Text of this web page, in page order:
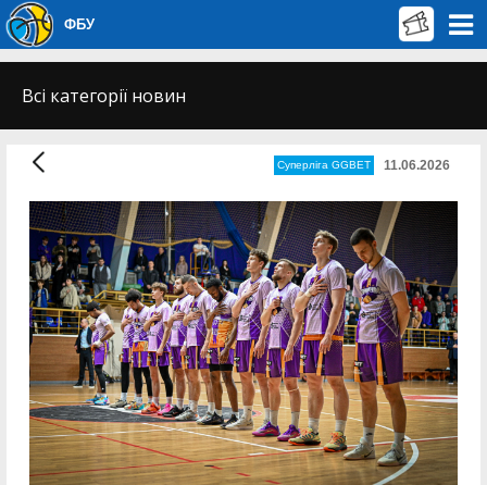
ФБУ
Всі категорії новин
Суперліга GGBET 11.06.2026